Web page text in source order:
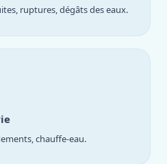
ruptures, dégâts des eaux.
chauffe-eau.